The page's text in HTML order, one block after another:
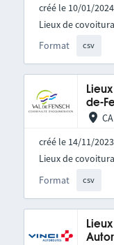
créé le 10/01/2024
Format csv
Lieux de
de-
créé le 14/11/2023
Format csv
Lieux de